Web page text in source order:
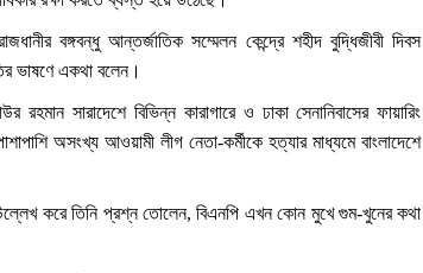
বঙ্গবন্ধু আন্তর্জাতিক সম্মেলন কেন্দ্রে শহীদ বুদ্ধিজীবী দিবস
ভাষণে একথা বলেন।
রহমান সারাদেশে বিভিন্ন কারাগারে ও ঢাকা সেনানিবাসের ফায়ারিং
অসংখ্য আওয়ামী লীগ নেতা-কর্মীকে হত্যার মাধ্যমে বাংলাদেশে
করে তিনি প্রশ্ন তোলেন, বিএনপি এখন কোন মুখে গুম-খুনের কথা